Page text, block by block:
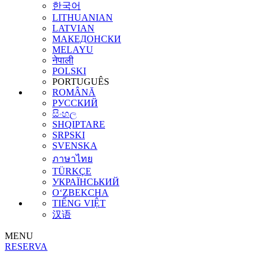
한국어
LITHUANIAN
LATVIAN
МАКЕДОНСКИ
MELAYU
नेपाली
POLSKI
PORTUGUÊS
ROMÂNĂ
РУССКИЙ
සිංහල
SHQIPTARE
SRPSKI
SVENSKA
ภาษาไทย
TÜRKÇE
УКРАЇНСЬКИЙ
O‘ZBEKCHA
TIẾNG VIỆT
汉语
MENU
RESERVA